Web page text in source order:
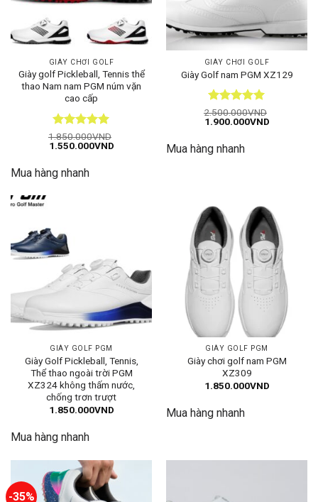
GIÀY CHƠI GOLF
Giày golf Pickleball, Tennis thể
thao Nam nam PGM núm vặn
cao cấp
Được xếp
hạng55
1.850.000VND
Giá
1.850.000VND.
1.550.000VNDGiá
Mua hàng nhanh
GIÀY CHƠI GOLF
Giày Golf nam PGM XZ129
Được xếp
hạng55
2.500.000VND
Giá
2.500.000VND.
1.900.000VNDGiá
Mua hàng nhanh
GIÀY GOLF PGM
Giày Golf Pickleball, Tennis,
Thể thao ngoài trời PGM
XZ324 không thấm nước,
chống trơn trượt
1.850.000VND
Mua hàng nhanh
GIÀY GOLF PGM
Giày chơi golf nam PGM
XZ309
1.850.000VND
Mua hàng nhanh
-35%